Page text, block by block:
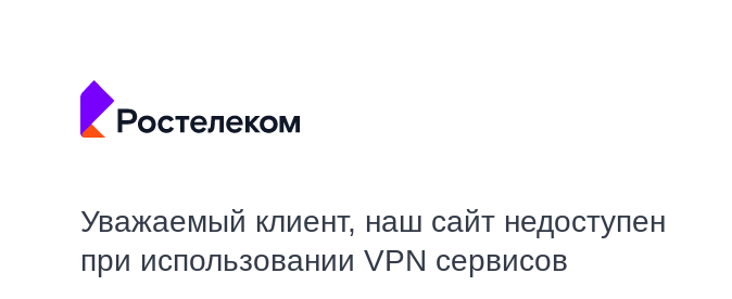
Уважаемый клиент, наш сайт недоступен
при использовании VPN сервисов